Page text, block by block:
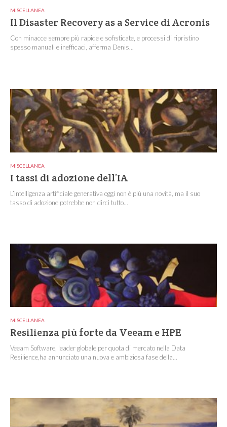
MISCELLANEA
Il Disaster Recovery as a Service di Acronis
Con minacce sempre più rapide e sofisticate, e processi di ripristino
spesso manuali e inefficaci, afferma Denis...
MISCELLANEA
I tassi di adozione dell’IA
L’intelligenza artificiale generativa oggi non è più una novità, ma il suo
tasso di adozione potrebbe non dirci tutto...
MISCELLANEA
Resilienza più forte da Veeam e HPE
Veeam Software, leader globale per quota di mercato nella Data
Resilience,ha annunciato una nuova e ambiziosa fase della...